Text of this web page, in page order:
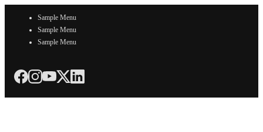
Sample Menu
Sample Menu
Sample Menu